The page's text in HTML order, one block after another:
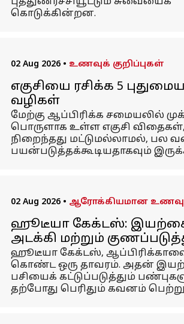
கொடுக்கின்றன.
02 Aug 2026 • உணவுக் குறிப்புகள்
எகுசியை ரசிக்க 5
வழிகள்
மேற்கு ஆப்பிரிக்க சமையலில்
பொருளாக உள்ள எகுசி விதைகள்,
நிறைந்தது மட்டுமல்லாமல், பல
பயன்படுத்தக்கூடியதாகவும்
02 Aug 2026 • ஆரோக்கியமான உணவு
ஹூடீயா கேக்டஸ்:
அடக்கி மற்றும்
ஹூடீயா கேக்டஸ்,
கொண்ட ஒரு தாவரம். அதன்
பசியைக் கட்டுப்படுத்தும்
தற்போது பெரிதும் கவனம்